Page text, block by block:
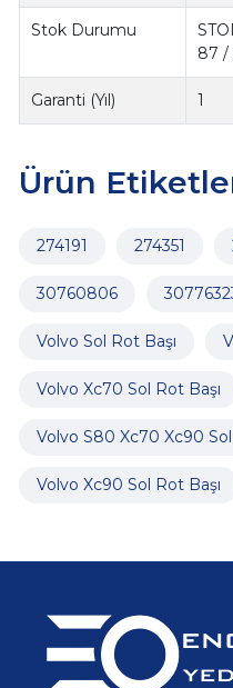
Stok Durumu
87 /
Garanti (Yıl) 1
Ürün
274191 274351
30760806
Volvo Sol Rot Başı
Volvo Xc70 Sol Rot Başı
Volvo S80 Xc70 Xc90 Sol
Volvo Xc90 Sol Rot Başı